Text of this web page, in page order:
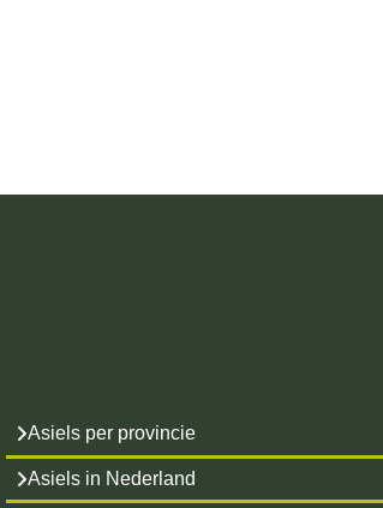
Asiels per provincie
Asiels in Nederland